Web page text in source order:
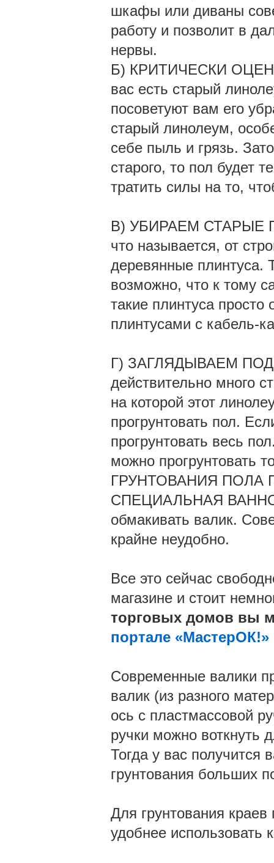
шкафы или диваны
работу и позволит в
нервы.
Б) КРИТИЧЕСКИ
вас есть старый
посоветуют вам его
старый линолеум,
себе пыль и грязь.
старого, то пол будет
тратить силы на то,
В) УБИРАЕМ СТАРЫЕ
что называется, от
деревянные плинтуса.
возможно, что к тому
такие плинтуса
плинтусами с кабель-
Г) ЗАГЛЯДЫВАЕМ
действительно много
на которой этот
прогрунтовать пол.
прогрунтовать весь
можно прогрунтовать
ГРУНТОВАНИЯ ПОЛА
СПЕЦИАЛЬНАЯ
обмакивать валик.
крайне неудобно.
Все это сейчас
магазине и стоит
торговых домов вы
портале «МастерОК!»
Современные валики
валик (из разного
ось с пластмассовой
ручки можно воткнуть
Тогда у вас получится
грунтования больших
Для грунтования
удобнее использовать